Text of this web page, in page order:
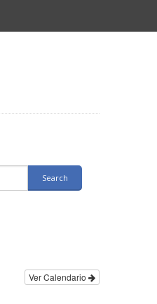
Ver Calendario